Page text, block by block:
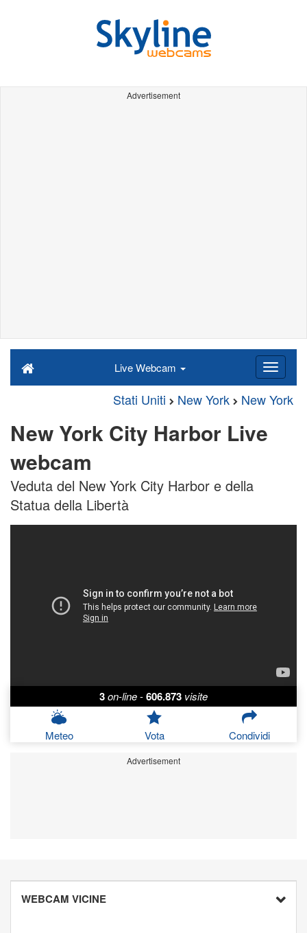
Advertisement
Live Webcam
Stati Uniti New York New York
New York City Harbor Live
webcam
Veduta del New York City Harbor e della
Statua della Libertà
3on-line-606.873 visite
Meteo Vota Condividi
Advertisement
WEBCAM VICINE